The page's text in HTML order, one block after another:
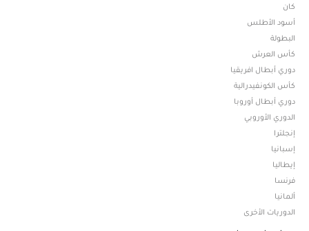
كان
أسود الأطلس
البطولة
كأس العرش
دوري أبطال افريقيا
كأس الكونفيدرالية
دوري أبطال أوروبا
الدوري الأوروبي
إنجلترا
إسبانيا
إيطاليا
فرنسا
ألمانيا
الدوريات الأخرى